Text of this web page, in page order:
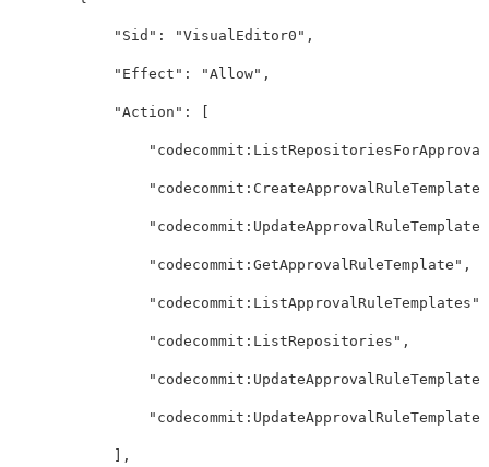
"Sid" : "VisualEditor0" ,
"Effect" : "Allow" ,
"Action" :
"codecommit:CreateApprovalRuleTemplate"
"codecommit:GetApprovalRuleTemplate" ,
"codecommit:ListApprovalRuleTemplates"
"codecommit:ListRepositories" ,
],